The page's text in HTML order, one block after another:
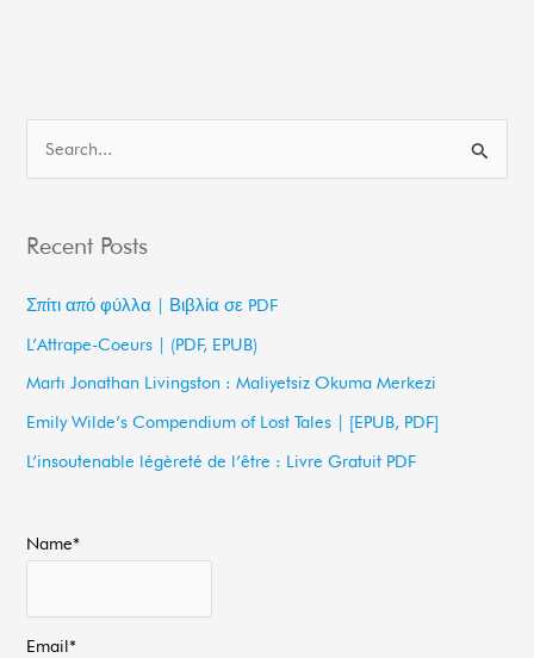
r
r
:
Recent Posts
Σπίτι από φύλλα | Βιβλία σε PDF
L’Attrape-Coeurs | (PDF, EPUB)
Martı Jonathan Livingston : Maliyetsiz Okuma Merkezi
Emily Wilde’s Compendium of Lost Tales | [EPUB, PDF]
L’insoutenable légèreté de l’être : Livre Gratuit PDF
Name*
Email*